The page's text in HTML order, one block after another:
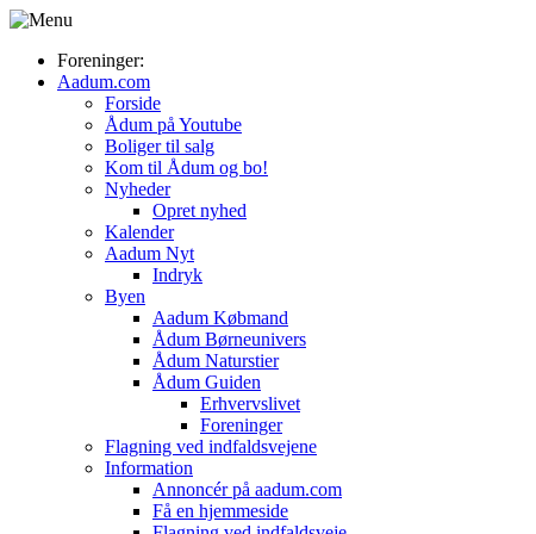
Foreninger:
Aadum.com
Forside
Ådum på Youtube
Boliger til salg
Kom til Ådum og bo!
Nyheder
Opret nyhed
Kalender
Aadum Nyt
Indryk
Byen
Aadum Købmand
Ådum Børneunivers
Ådum Naturstier
Ådum Guiden
Erhvervslivet
Foreninger
Flagning ved indfaldsvejene
Information
Annoncér på aadum.com
Få en hjemmeside